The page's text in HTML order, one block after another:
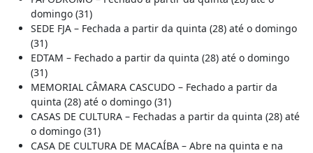
domingo (31)
SEDE FJA – Fechada a partir da quinta (28) até o domingo
(31)
EDTAM – Fechado a partir da quinta (28) até o domingo
(31)
MEMORIAL CÂMARA CASCUDO – Fechado a partir da
quinta (28) até o domingo (31)
CASAS DE CULTURA – Fechadas a partir da quinta (28) até
o domingo (31)
CASA DE CULTURA DE MACAÍBA – Abre na quinta e na